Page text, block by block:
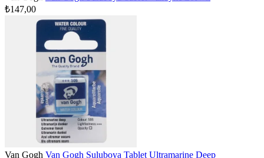
₺147,00
Van Gogh Van Gogh Suluboya Tablet Ultramarine Deep